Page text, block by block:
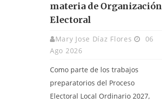
materia de Organización
Electoral
Mary Jose Díaz Flores
06
Ago 2026
Como parte de los trabajos
preparatorios del Proceso
Electoral Local Ordinario 2027,